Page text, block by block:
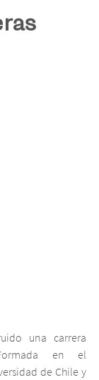
una carrera
en el
de Chile y